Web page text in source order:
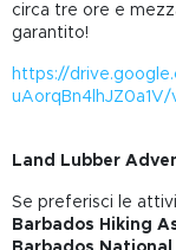
circa tre ore e
garantito!
https://
uAorqBn4lhJZ0a1V/
Land Lubber
Se preferisci le
Barbados Hiking